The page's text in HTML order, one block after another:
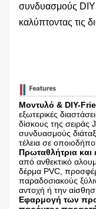
συνδυασμούς DIY
καλύπτοντας τις
Μοντυλό & DIY-
εξωτερικές
δίσκους της σειράς
συνδυασμούς
τέλεια σε
Πρωταθλήτρια και
από ανθεκτικό
δέρμα PVC,
παραδοσιακούς
αντοχή ή την
Εφαρμογή των